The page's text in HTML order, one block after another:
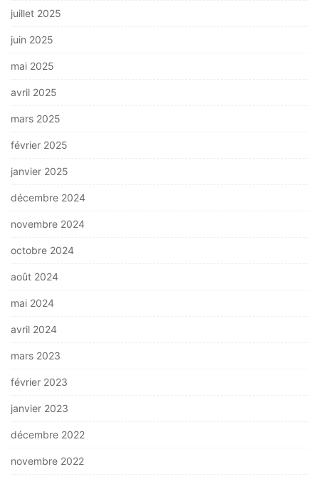
juillet 2025
juin 2025
mai 2025
avril 2025
mars 2025
février 2025
janvier 2025
décembre 2024
novembre 2024
octobre 2024
août 2024
mai 2024
avril 2024
mars 2023
février 2023
janvier 2023
décembre 2022
novembre 2022